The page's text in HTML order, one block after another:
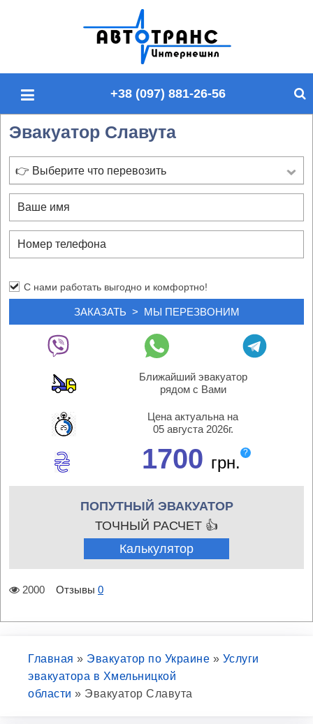
п
й
у
+38 (097) 881-26-56
Эвакуатор Славута
👉 Выберите что перевозить
С нами работать выгодно и комфортно!
Ближайший эвакуатор
рядом с Вами
Цена актуальна на
05 августа 2026г.
1700 грн.
?
ПОПУТНЫЙ ЭВАКУАТОР
ТОЧНЫЙ РАСЧЕТ 👍
Калькулятор
2000 Отзывы 0
Главная » Эвакуатор по Украине » Услуги
эвакуатора в Хмельницкой
области » Эвакуатор Славута